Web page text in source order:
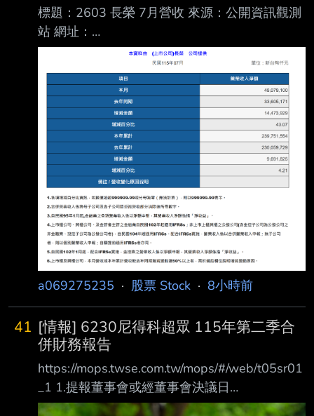
標題：2603 長榮 7月營收 來源：公開資訊觀測
站 網址：
https://mopsov.twse.com.tw/mops/web/t05st10
_ifrs 內文： https://i.urusai.cc/VRmSu.png
Fugle營收整理： https://i.urusai.cc/Ujduo.png
應該沒人在乎 >//< --
a069275235 · 股票 Stock · 8小時前
41 [情報] 6230尼得科超眾 115年第二季合
併財務報告
https://mops.twse.com.tw/mops/#/web/t05sr01
_1 1.提報董事會或經董事會決議日
期:115/08/07 2.審計委員會通過日期:不適用 3.